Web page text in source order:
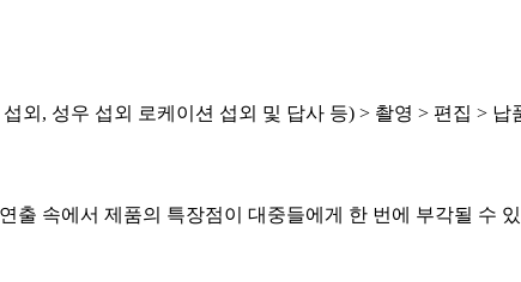
외, 성우 섭외 로케이션 섭외 및 답사 등) > 촬영 > 편집 > 납
출 속에서 제품의 특장점이 대중들에게 한 번에 부각될 수